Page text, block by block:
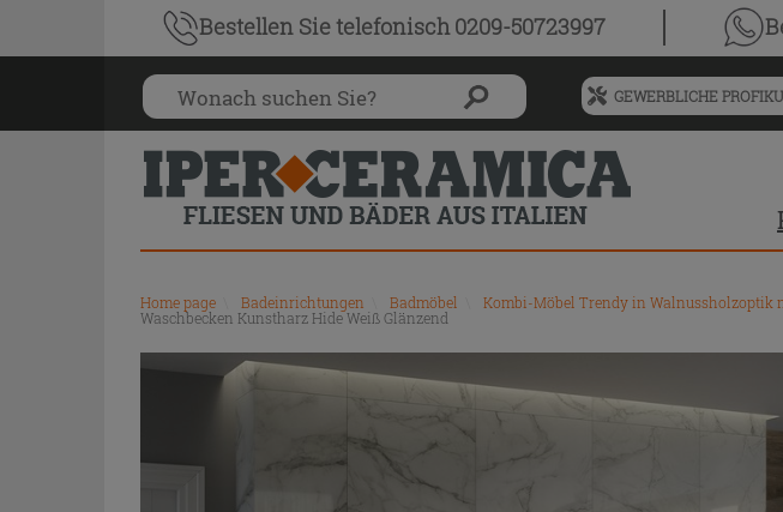
Bestellen Sietelefonisch 0209-50723997
Menü
für
vorgeschlagenen
Siteinhalt
und
Suchprotokoll
GEWERBLICHE
Home page Badeinrichtungen Badmöbel Kombi-Möbel Trendy in Walnussholzoptik
Waschbecken Kunstharz Hide Weiß Glänzend